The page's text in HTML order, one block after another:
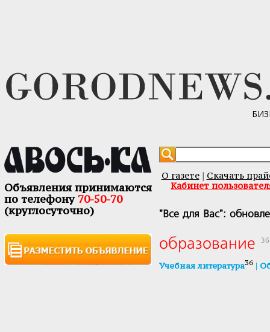
Объявления принимаются
по телефону70-50-70
(круглосуточно)
О газете| Скачать
Кабинет
"Все для Вас":
образование 36
Учебная литература36 |